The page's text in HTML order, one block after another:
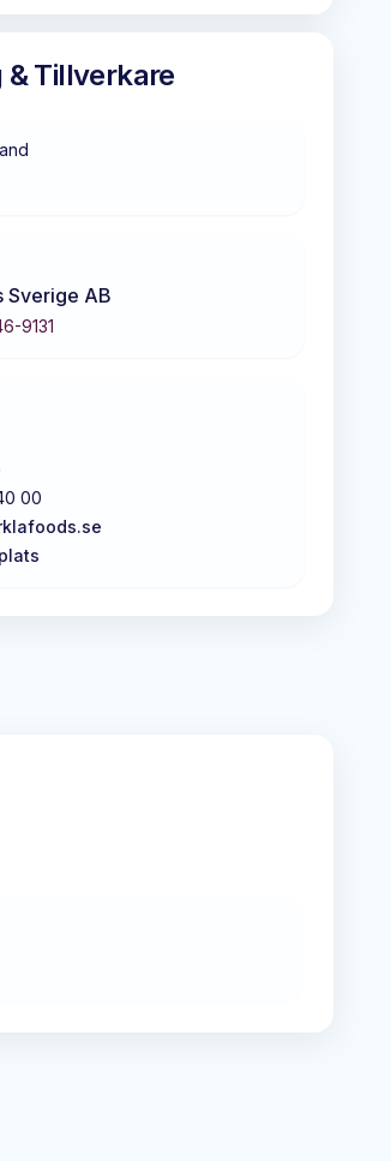
Tillverkare
Sverige AB
9131
00